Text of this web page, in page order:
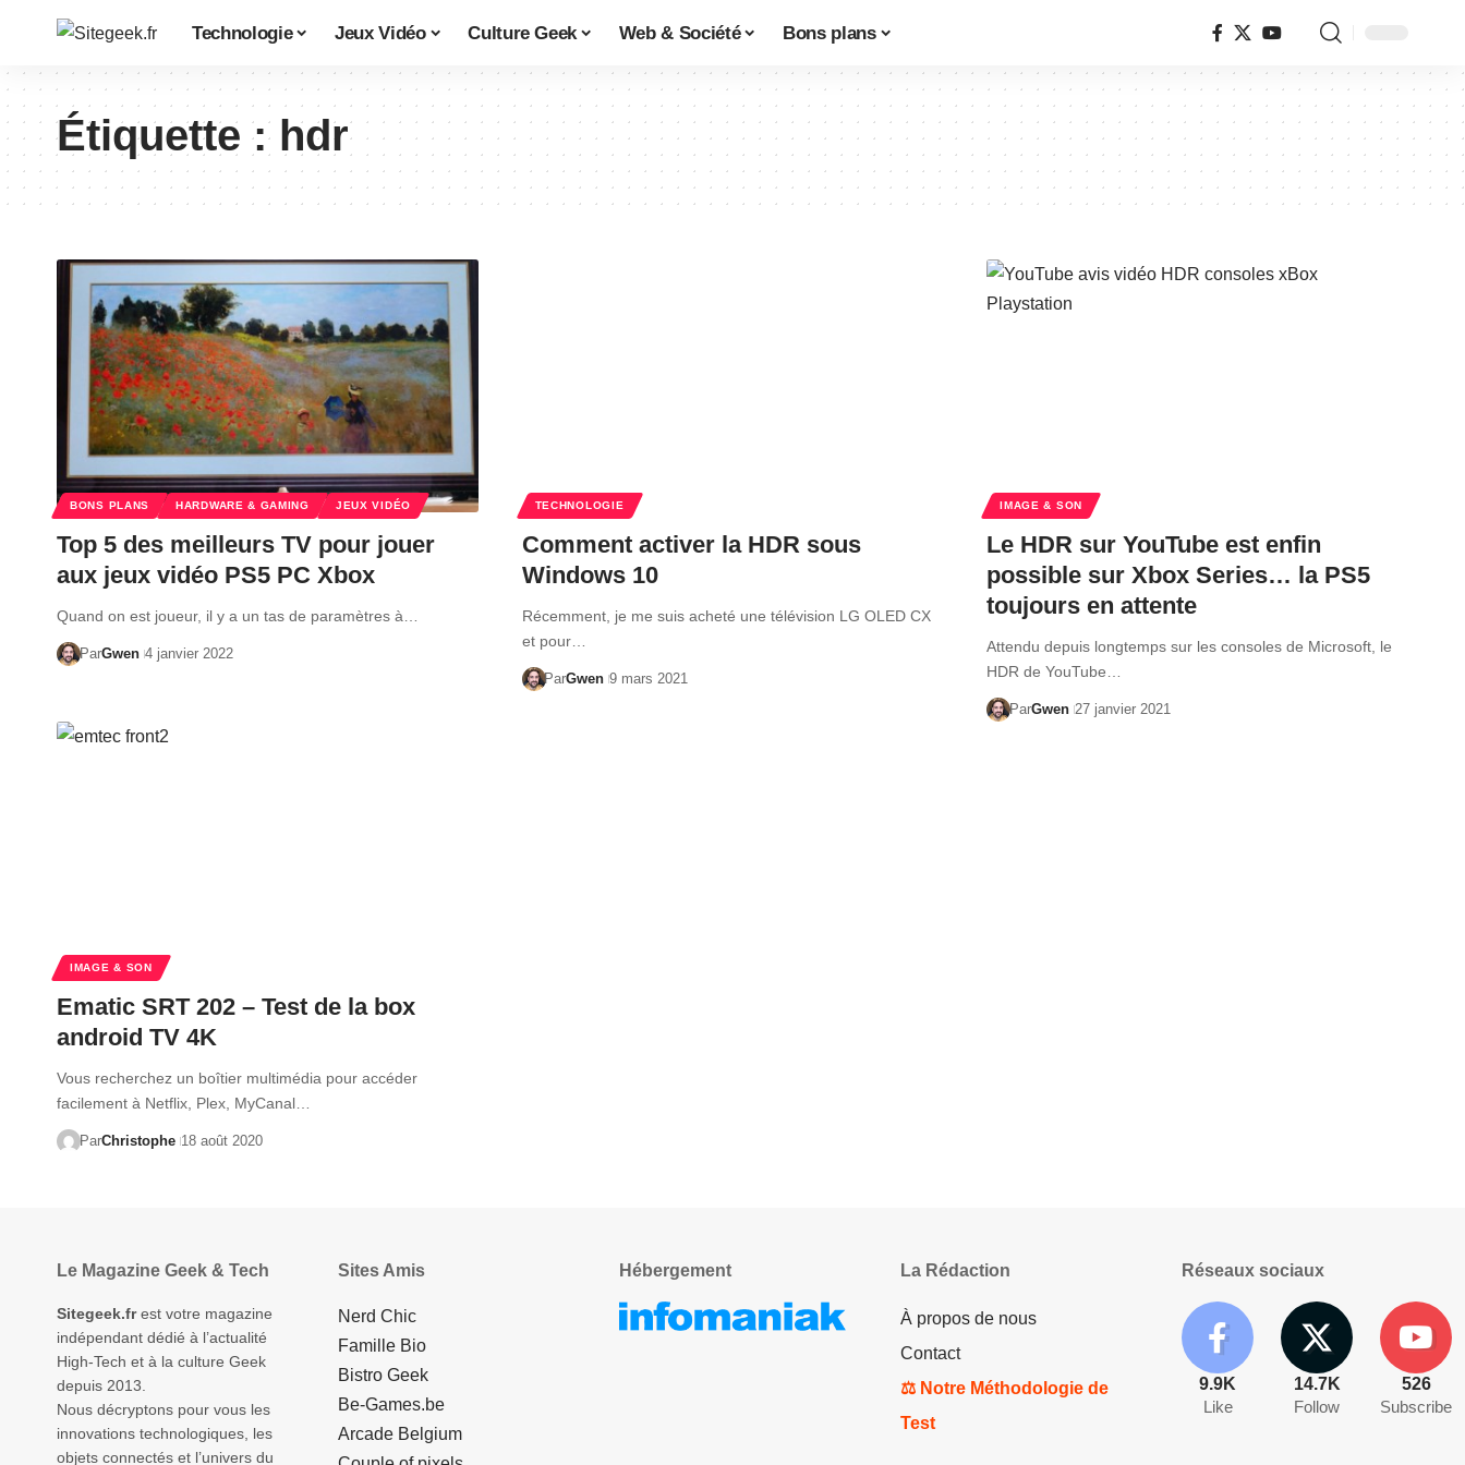
Technologie Jeux Vidéo Culture Geek Web & Société Bons plans
Étiquette : hdr
BONS PLANS HARDWARE & GAMING JEUX VIDÉO
Top 5 des meilleurs TV pour jouer
aux jeux vidéo PS5 PC Xbox
Quand on est joueur, il y a un tas de paramètres à…
ParGwen 4 janvier 2022
TECHNOLOGIE
Comment activer la HDR sous
Windows 10
Récemment, je me suis acheté une télévision LG OLED CX
et pour…
ParGwen 9 mars 2021
IMAGE & SON
Le HDR sur YouTube est enfin
possible sur Xbox Series… la PS5
toujours en attente
Attendu depuis longtemps sur les consoles de Microsoft, le
HDR de YouTube…
ParGwen 27 janvier 2021
IMAGE & SON
Ematic SRT 202 – Test de la box
android TV 4K
Vous recherchez un boîtier multimédia pour accéder
facilement à Netflix, Plex, MyCanal…
ParChristophe 18 août 2020
Le Magazine Geek & Tech
Sitegeek.frest votre magazine
indépendant dédié à l’actualité
High-Tech et à la culture Geek
depuis 2013.
Nous décryptons pour vous les
innovations technologiques, les
objets connectés et l’univers du
Sites Amis
Nerd Chic
Famille Bio
Bistro Geek
Be-Games.be
Arcade Belgium
Hébergement La Rédaction
À propos de nous
Contact
⚖️ Notre Méthodologie de
Test
Réseaux sociaux
9.9K
Like
14.7K
Follow
526
Subscribe